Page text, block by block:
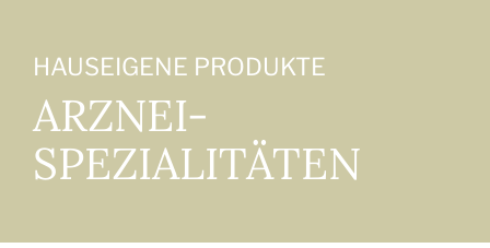
HAUSEIGENE PRODUKTE
ARZNEI-
SPEZIALITÄTEN